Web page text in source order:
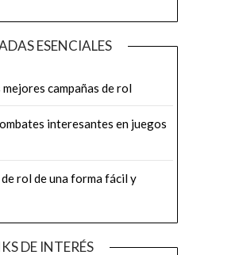
ESENCIALES
campañas de rol
interesantes en juegos
rol de una forma fácil y
DE INTERÉS